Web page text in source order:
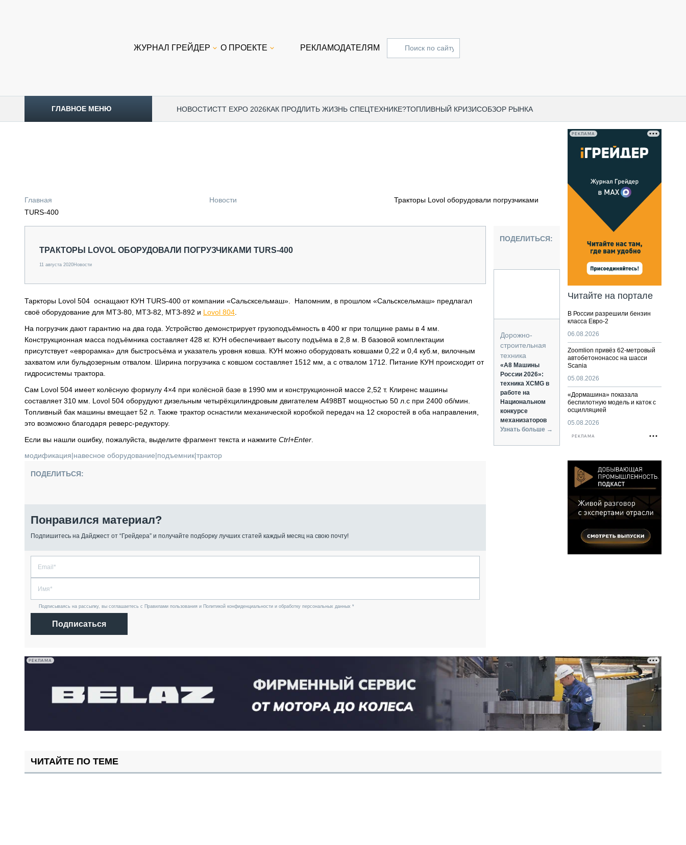
ЖУРНАЛ ГРЕЙДЕР О ПРОЕКТЕ РЕКЛАМОДАТЕЛЯМ
ГЛАВНОЕ МЕНЮ НОВОСТИCTT EXPO 2026КАК ПРОДЛИТЬ ЖИЗНЬ СПЕЦТЕХНИКЕ?ТОПЛИВНЫЙ КРИЗИСОБЗОР РЫНКА
ОБЗОР РЫНКА
ГРУЗОПЕРЕВОЗКИ
ИСПЫТАТЕЛИ
ДОРОЖНАЯ ИНДУСТРИЯ
СЕРВИСМЕНЫ
ПОДЪЁМНАЯ ТЕХНИКА
ПАССАЖИРСКИЙ ТРАНСПОРТ
ЛОГИСТИКА И СКЛАД
КОМПЛЕКТУЮЩИЕ И СЕРВИС
Главная Новости
Тракторы Lovol оборудовали погрузчиками
TURS-400
ТРАКТОРЫ LOVOL ОБОРУДОВАЛИ ПОГРУЗЧИКАМИ TURS-400
11 августа 2020Новости
Таркторы Lovol 504 оснащают КУН TURS-400 от компании «Сальсксельмаш». Напомним, в прошлом «Сальсксельмаш» предлагал
своё оборудование для МТЗ-80, МТЗ-82, МТЗ-892 и Lovol 804
На погрузчик дают гарантию на два года. Устройство демонстрирует грузоподъёмность в 400 кг при толщине рамы в 4 мм.
Конструкционная масса подъёмника составляет 428 кг. КУН обеспечивает высоту подъёма в 2,8 м. В базовой комплектации
присутствует «еврорамка» для быстросъёма и указатель уровня ковша. КУН можно оборудовать ковшами 0,22 и 0,4 куб.м, вилочным
захватом или бульдозерным отвалом. Ширина погрузчика с ковшом составляет 1512 мм, а с отвалом 1712. Питание КУН происходит от
гидросистемы трактора.
Сам Lovol 504 имеет колёсную формулу 4×4 при колёсной базе в 1990 мм и конструкционной массе 2,52 т. Клиренс машины
составляет 310 мм. Lovol 504 оборудуют дизельным четырёхцилиндровым двигателем A498BT мощностью 50 л.с при 2400 об/мин.
Топливный бак машины вмещает 52 л. Также трактор оснастили механической коробкой передач на 12 скоростей в оба направления,
это возможно благодаря реверс-редуктору.
Если вы нашли ошибку, пожалуйста, выделите фрагмент текста и нажмите Ctrl+Enter
модификация|навесное оборудование|подъемник|трактор
ПОДЕЛИТЬСЯ:
Понравился материал?
Подпишитесь на Дайджест от “Грейдера” и получайте подборку лучших статей каждый месяц на свою почту!
Подписываясь на рассылку, вы соглашаетесь с Правилами пользования и Политикой конфиденциальности и обработку персональных данных *
Подписаться
ПОДЕЛИТЬСЯ:
Дорожно-
строительная
техника
«А8 Машины
России 2026»:
техника XCMG в
работе на
Национальном
конкурсе
механизаторов
Узнать больше →
РЕКЛАМА
Читайте на портале
В России разрешили бензин
класса Евро-2
06.08.2026
Zoomlion привёз 62-метровый
автобетононасос на шасси
Scania
05.08.2026
«Дормашина» показала
беспилотную модель и каток с
осцилляцией
05.08.2026
РЕКЛАМА
РЕКЛАМА
ЧИТАЙТЕ ПО ТЕМЕ